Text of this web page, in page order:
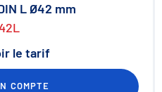
L Ø42 mm
le tarif
COMPTE